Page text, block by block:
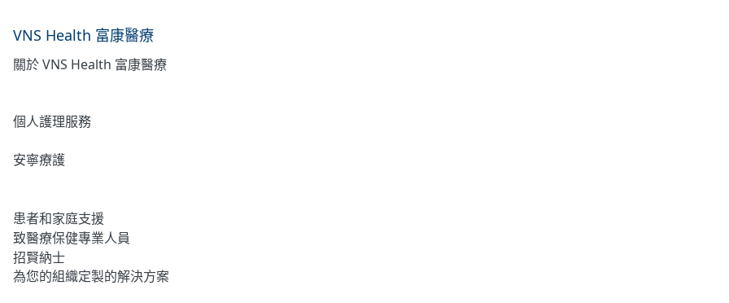
VNS Health 富康醫療
關於 VNS Health 富康醫療
個人護理服務
安寧療護
患者和家庭支援
致醫療保健專業人員
招賢納士
為您的組織定製的解決方案